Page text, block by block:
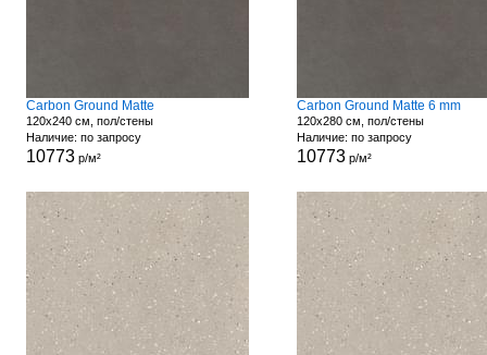
Carbon Ground Matte
120x240 см, пол/стены
Наличие: по запросу
10773р/м²
Carbon Ground Matte 6 mm
120x280 см, пол/стены
Наличие: по запросу
10773р/м²